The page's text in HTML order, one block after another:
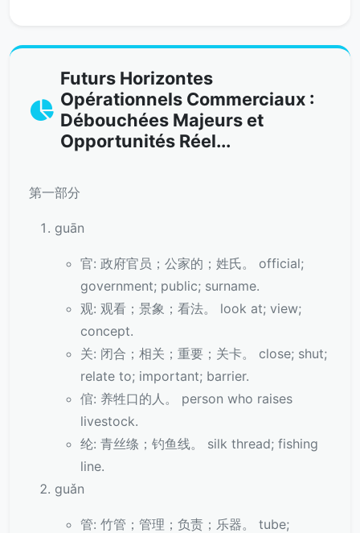
Futurs Horizontes
Opérationnels Commerciaux :
Débouchées Majeurs et
Opportunités Réel...
第一部分
guān
官: 政府官员；公家的；姓氏。 official;
government; public; surname.
观: 观看；景象；看法。 look at; view;
concept.
关: 闭合；相关；重要；关卡。 close; shut;
relate to; important; barrier.
倌: 养牲口的人。 person who raises
livestock.
纶: 青丝绦；钓鱼线。 silk thread; fishing
line.
guǎn
管: 竹管；管理；负责；乐器。 tube;